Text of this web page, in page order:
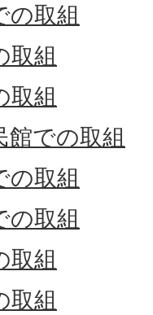
の取組
取組
取組
館での取組
の取組
の取組
取組
取組